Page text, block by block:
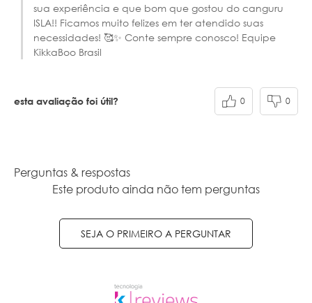
sua experiência e que bom que gostou do canguru
ISLA!! Ficamos muito felizes em ter atendido suas
necessidades! 🥰✨ Conte sempre conosco! Equipe
KikkaBoo Brasil
esta avaliação foi útil? 0 0
Perguntas & respostas
Este produto ainda não tem perguntas
SEJA O PRIMEIRO A PERGUNTAR